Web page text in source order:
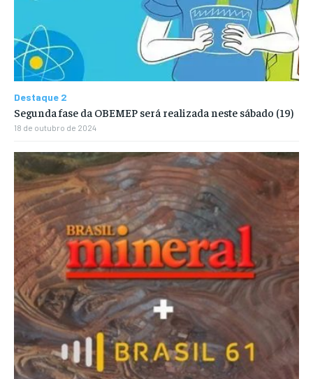
Destaque 2
Segunda fase da OBEMEP será realizada neste sábado (19)
18 de outubro de 2024